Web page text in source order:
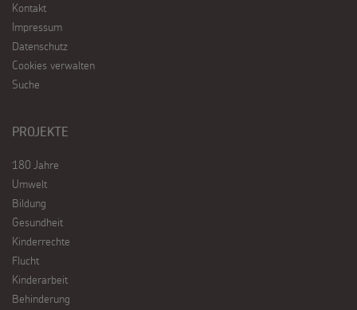
Kontakt
Impressum
Datenschutz
Cookies verwalten
Suche
PROJEKTE
180 Jahre
Umwelt
Bildung
Gesundheit
Kinderrechte
Flucht
Kinderarbeit
Behinderung